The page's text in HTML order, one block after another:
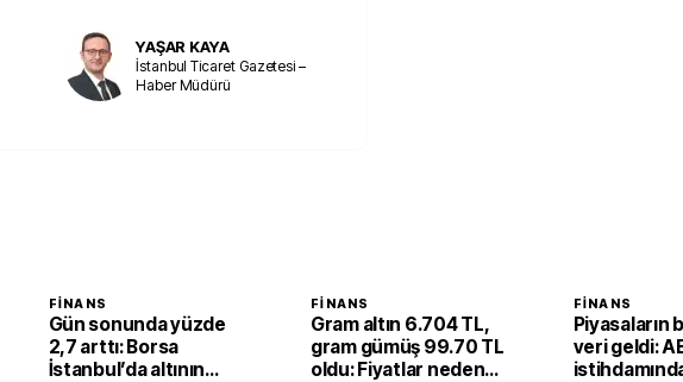
YAŞAR KAYA
İstanbul Ticaret Gazetesi –
Haber Müdürü
FINANS
Gün sonunda yüzde
2,7 arttı: Borsa
İstanbul’da altının
FINANS
Gram altın 6.704 TL,
gram gümüş 99.70 TL
oldu: Fiyatlar neden
FINANS
Piyasaların
veri geldi: